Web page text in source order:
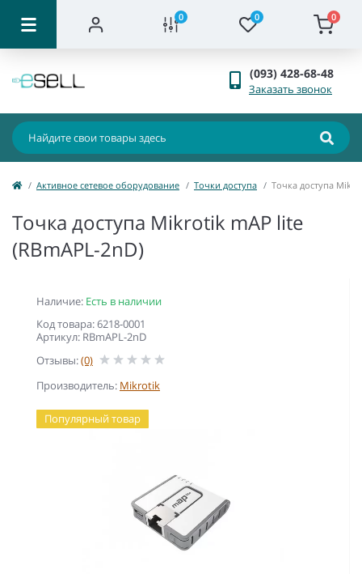
0 0 0
(093) 428-68-48
Заказать звонок
Активное сетевое оборудование Точки доступа Точка доступа
Точка доступа Mikrotik mAP lite
(RBmAPL-2nD)
Наличие: Есть в наличии
Код товара: 6218-0001
Артикул: RBmAPL-2nD
Отзывы:(0)
Производитель: Mikrotik
Популярный товар